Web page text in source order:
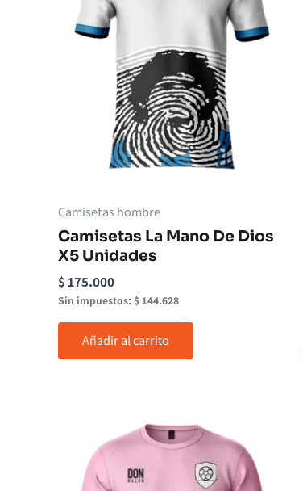
Camisetas hombre
Camisetas La Mano De Dios
X5 Unidades
$175.000
Sin impuestos: $144.628
Añadir al carrito